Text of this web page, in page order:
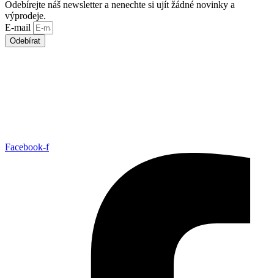
Odebírejte náš newsletter a nenechte si ujít žádné novinky a
výprodeje.
E-mail
Odebírat
Facebook-f